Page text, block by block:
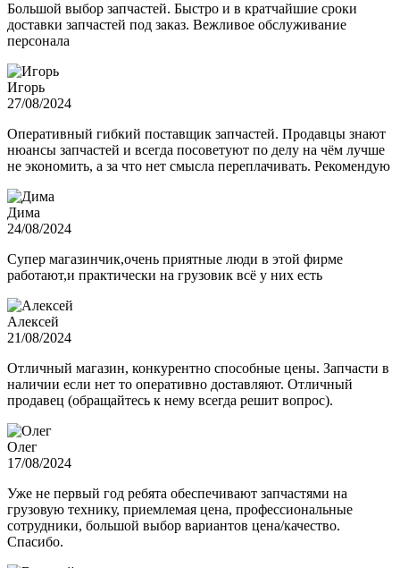
Большой выбор запчастей. Быстро и в кратчайшие сроки
доставки запчастей под заказ. Вежливое обслуживание
персонала
Игорь
27/08/2024
Оперативный гибкий поставщик запчастей. Продавцы знают
нюансы запчастей и всегда посоветуют по делу на чём лучше
не экономить, а за что нет смысла переплачивать. Рекомендую
Дима
24/08/2024
Супер магазинчик,очень приятные люди в этой фирме
работают,и практически на грузовик всё у них есть
Алексей
21/08/2024
Отличный магазин, конкурентно способные цены. Запчасти в
наличии если нет то оперативно доставляют. Отличный
продавец (обращайтесь к нему всегда решит вопрос).
Олег
17/08/2024
Уже не первый год ребята обеспечивают запчастями на
грузовую технику, приемлемая цена, профессиональные
сотрудники, большой выбор вариантов цена/качество.
Спасибо.